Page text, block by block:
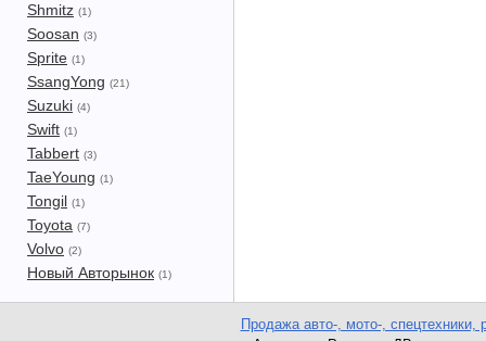
Shmitz (1)
Soosan (3)
Sprite (1)
SsangYong (21)
Suzuki (4)
Swift (1)
Tabbert (3)
TaeYoung (1)
Tongil (1)
Toyota (7)
Volvo (2)
Новый Авторынок (1)
Продажа авто-, мото-, спецтехники,